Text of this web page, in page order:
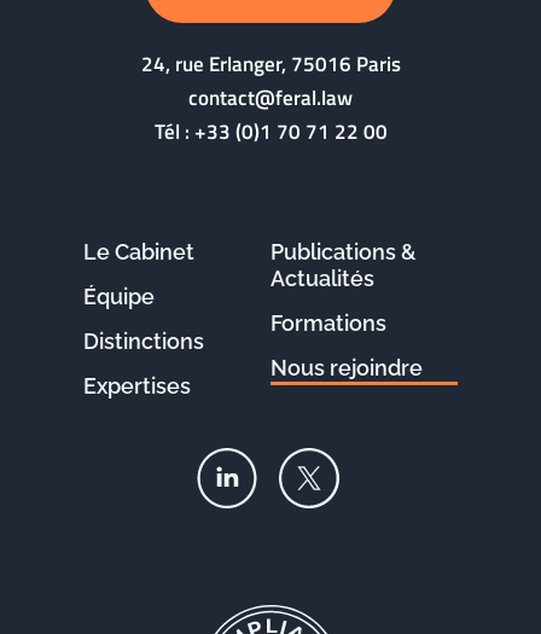
24, rue Erlanger, 75016 Paris
contact@feral.law
Tél :+33 (0)1 70 71 22 00
Le Cabinet
Équipe
Distinctions
Expertises
Publications &
Actualités
Formations
Nous rejoindre